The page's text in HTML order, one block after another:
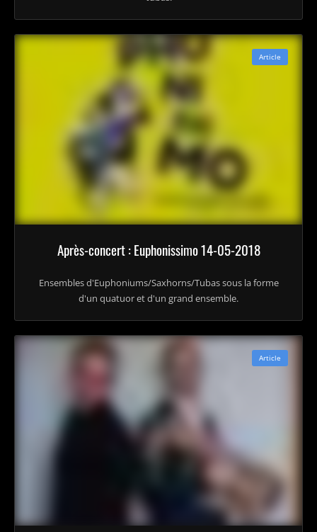
Article
Après-concert : Euphonissimo 14-05-2018
Ensembles d'Euphoniums/Saxhorns/Tubas sous la forme
d'un quatuor et d'un grand ensemble.
Article